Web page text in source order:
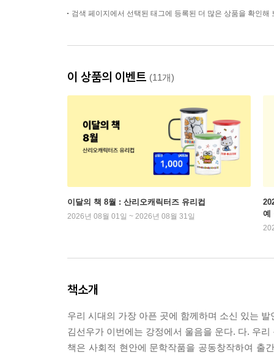
검색 페이지에서 선택된 태그에 등록된 더 많은 상품을 확인해
이 상품의 이벤트 (11개)
이달의 책 8월 : 산리오캐릭터즈 유리컵
2026년 08월 01일 ~ 2026년 08월 31일
예
책소개
우리 시대의 가장 아픈 곳에 함께하며 소신 있는
김선우가 이번에는 강정에서 울음을 운다. 다. 우
책은 사회적 현안에 문학작품을 공동창작하여 출